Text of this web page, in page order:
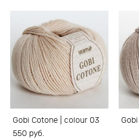
Gobi Cotone | colour 03
550 pуб.